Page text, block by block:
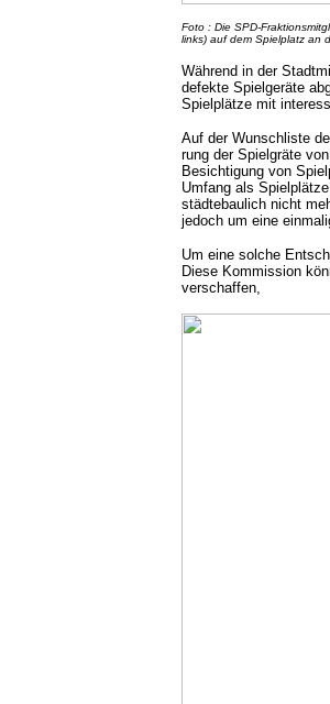
Foto : Die SPD-
links) auf dem Spielplatz an
Während in der
defekte Spielgeräte
Spielplätze mit
Auf der Wunschliste
rung der Spielgräte
Besichtigung von
Umfang als
städtebaulich nicht
jedoch um eine
Um eine solche
Diese Kommission
verschaffen,